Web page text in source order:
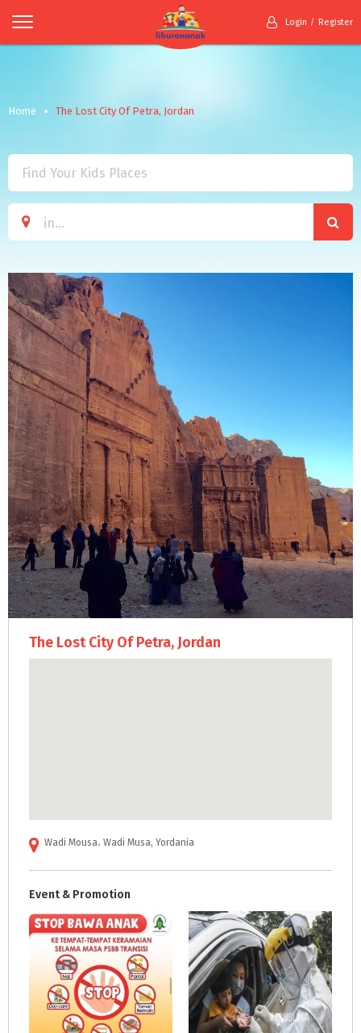
Login Register
Home The Lost City Of Petra, Jordan
The Lost City Of Petra, Jordan
Wadi Mousa، Wadi Musa, Yordania
Event & Promotion